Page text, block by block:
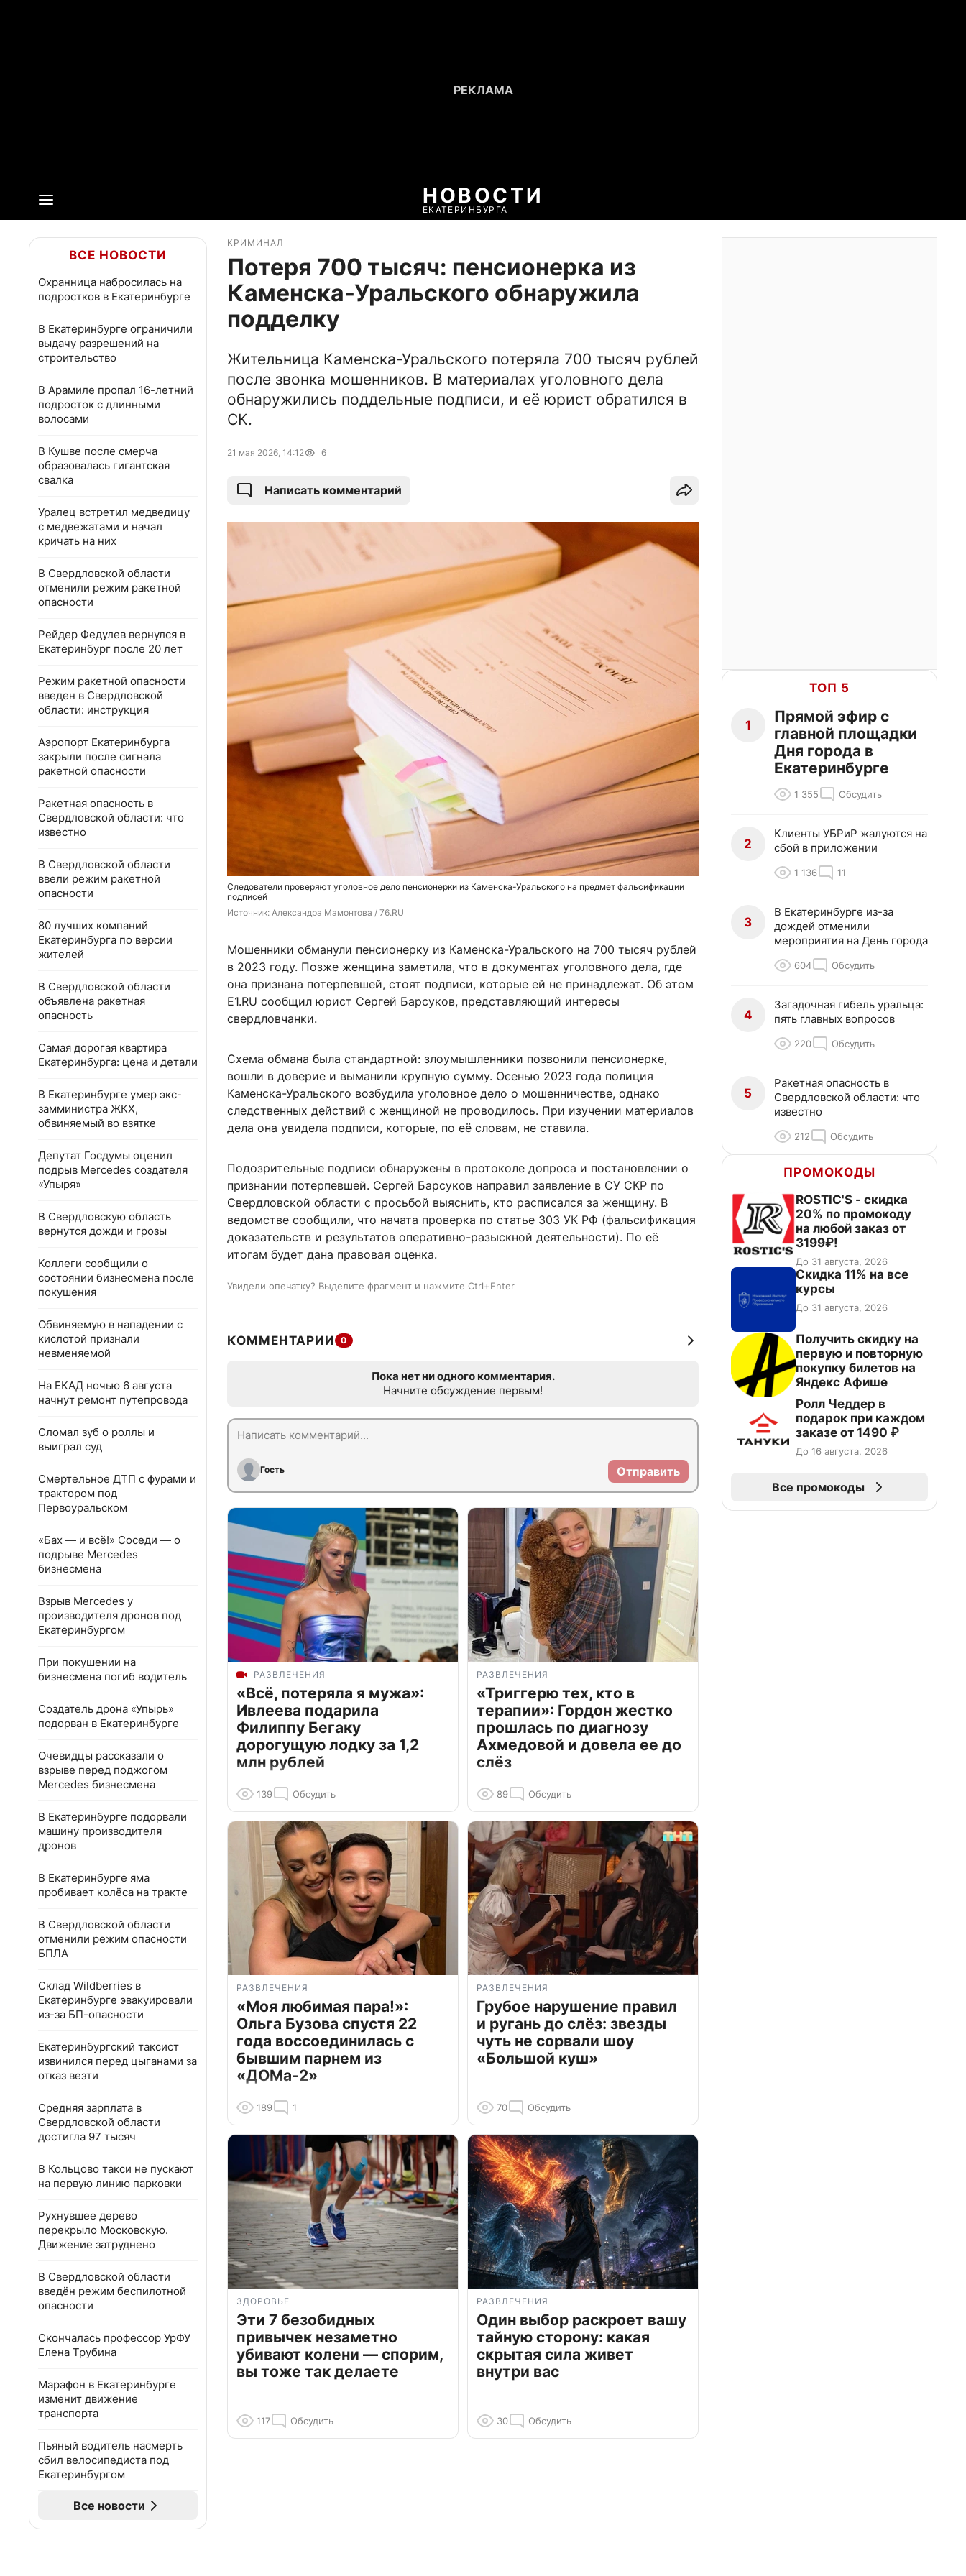
НОВОСТИ
ЕКАТЕРИНБУРГА
ВСЕ НОВОСТИ
Охранница набросилась на
подростков в Екатеринбурге
В Екатеринбурге ограничили
выдачу разрешений на
строительство
В Арамиле пропал 16-летний
подросток с длинными
волосами
В Кушве после смерча
образовалась гигантская
свалка
Уралец встретил медведицу
с медвежатами и начал
кричать на них
В Свердловской области
отменили режим ракетной
опасности
Рейдер Федулев вернулся в
Екатеринбург после 20 лет
Режим ракетной опасности
введен в Свердловской
области: инструкция
Аэропорт Екатеринбурга
закрыли после сигнала
ракетной опасности
Ракетная опасность в
Свердловской области: что
известно
В Свердловской области
ввели режим ракетной
опасности
80 лучших компаний
Екатеринбурга по версии
жителей
В Свердловской области
объявлена ракетная
опасность
Самая дорогая квартира
Екатеринбурга: цена и детали
В Екатеринбурге умер экс-
замминистра ЖКХ,
обвиняемый во взятке
Депутат Госдумы оценил
подрыв Mercedes создателя
«Упыря»
В Свердловскую область
вернутся дожди и грозы
Коллеги сообщили о
состоянии бизнесмена после
покушения
Обвиняемую в нападении с
кислотой признали
невменяемой
На ЕКАД ночью 6 августа
начнут ремонт путепровода
Сломал зуб о роллы и
выиграл суд
Смертельное ДТП с фурами и
трактором под
Первоуральском
«Бах — и всё!» Соседи — о
подрыве Mercedes
бизнесмена
Взрыв Mercedes у
производителя дронов под
Екатеринбургом
При покушении на
бизнесмена погиб водитель
Создатель дрона «Упырь»
подорван в Екатеринбурге
Очевидцы рассказали о
взрыве перед поджогом
Mercedes бизнесмена
В Екатеринбурге подорвали
машину производителя
дронов
В Екатеринбурге яма
пробивает колёса на тракте
В Свердловской области
отменили режим опасности
БПЛА
Склад Wildberries в
Екатеринбурге эвакуировали
из-за БП-опасности
Екатеринбургский таксист
извинился перед цыганами за
отказ везти
Средняя зарплата в
Свердловской области
достигла 97 тысяч
В Кольцово такси не пускают
на первую линию парковки
Рухнувшее дерево
перекрыло Московскую.
Движение затруднено
В Свердловской области
введён режим беспилотной
опасности
Скончалась профессор УрФУ
Елена Трубина
Марафон в Екатеринбурге
изменит движение
транспорта
Пьяный водитель насмерть
сбил велосипедиста под
Екатеринбургом
Все новости
КРИМИНАЛ
Потеря 700 тысяч: пенсионерка из
Каменска-Уральского обнаружила
подделку
Жительница Каменска-Уральского потеряла 700 тысяч рублей
после звонка мошенников. В материалах уголовного дела
обнаружились поддельные подписи, и её юрист обратился в
СК.
21 мая 2026, 14:12 6
Написать комментарий
Следователи проверяют уголовное дело пенсионерки из Каменска-Уральского на предмет фальсификации
подписей
Источник: Александра Мамонтова / 76.RU
Мошенники обманули пенсионерку из Каменска-Уральского на 700 тысяч рублей
в 2023 году. Позже женщина заметила, что в документах уголовного дела, где
она признана потерпевшей, стоят подписи, которые ей не принадлежат. Об этом
Е1.RU сообщил юрист Сергей Барсуков, представляющий интересы
свердловчанки.
Схема обмана была стандартной: злоумышленники позвонили пенсионерке,
вошли в доверие и выманили крупную сумму. Осенью 2023 года полиция
Каменска-Уральского возбудила уголовное дело о мошенничестве, однако
следственных действий с женщиной не проводилось. При изучении материалов
дела она увидела подписи, которые, по её словам, не ставила.
Подозрительные подписи обнаружены в протоколе допроса и постановлении о
признании потерпевшей. Сергей Барсуков направил заявление в СУ СКР по
Свердловской области с просьбой выяснить, кто расписался за женщину. В
ведомстве сообщили, что начата проверка по статье 303 УК РФ (фальсификация
доказательств и результатов оперативно-разыскной деятельности). По её
итогам будет дана правовая оценка.
Увидели опечатку? Выделите фрагмент и нажмите Ctrl+Enter
КОММЕНТАРИИ 0
Пока нет ни одного комментария.
Начните обсуждение первым!
Гость Отправить
РАЗВЛЕЧЕНИЯ
«Всё, потеряла я мужа»:
Ивлеева подарила
Филиппу Бегаку
дорогущую лодку за 1,2
млн рублей
139 Обсудить
РАЗВЛЕЧЕНИЯ
«Триггерю тех, кто в
терапии»: Гордон жестко
прошлась по диагнозу
Ахмедовой и довела ее до
слёз
89 Обсудить
РАЗВЛЕЧЕНИЯ
«Моя любимая пара!»:
Ольга Бузова спустя 22
года воссоединилась с
бывшим парнем из
«ДОМа-2»
189 1
РАЗВЛЕЧЕНИЯ
Грубое нарушение правил
и ругань до слёз: звезды
чуть не сорвали шоу
«Большой куш»
70 Обсудить
ЗДОРОВЬЕ
Эти 7 безобидных
привычек незаметно
убивают колени — спорим,
вы тоже так делаете
117 Обсудить
РАЗВЛЕЧЕНИЯ
Один выбор раскроет вашу
тайную сторону: какая
скрытая сила живет
внутри вас
30 Обсудить
ТОП 5
1
Прямой эфир с
главной площадки
Дня города в
Екатеринбурге
1 355 Обсудить
2
Клиенты УБРиР жалуются на
сбой в приложении
1 136 11
3
В Екатеринбурге из-за
дождей отменили
мероприятия на День города
604 Обсудить
4
Загадочная гибель уральца:
пять главных вопросов
220 Обсудить
5
Ракетная опасность в
Свердловской области: что
известно
212 Обсудить
ПРОМОКОДЫ
ROSTIC'S - скидка
20% по промокоду
на любой заказ от
3199₽!
До 31 августа, 2026
Скидка 11% на все
курсы
До 31 августа, 2026
Получить скидку на
первую и повторную
покупку билетов на
Яндекс Афише
Ролл Чеддер в
подарок при каждом
заказе от 1490 ₽
До 16 августа, 2026
Все промокоды